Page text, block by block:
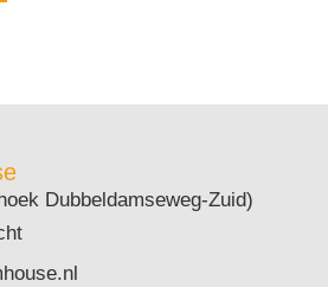
Dubbeldamseweg-Zuid)